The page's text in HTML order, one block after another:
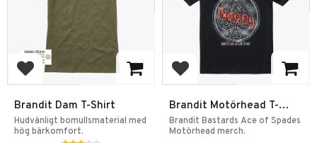
Add to favorites
Brandit Dam T-Shirt
Hudvänligt bomullsmaterial med
hög bärkomfort.
Add to favorites
Brandit Motörhead T-
Shirt Ace of Spades
Brandit Bastards Ace of Spades
Motörhead merch.